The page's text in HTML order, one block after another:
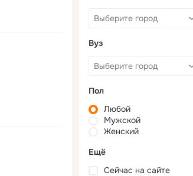
Вуз
Пол
Любой
Мужской
Женский
Ещё
Сейчас на сайте